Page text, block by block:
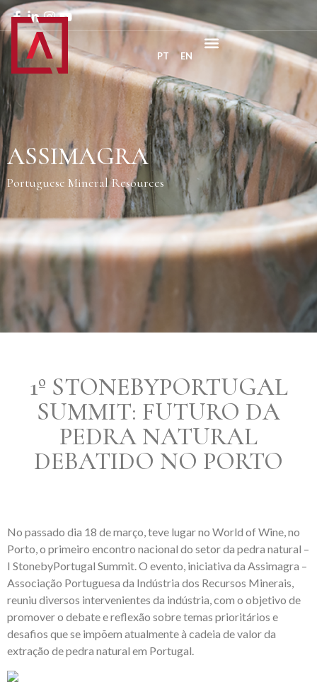
PT EN
ASSIMAGRA
Portuguese Mineral Resources
1º STONEBYPORTUGAL
SUMMIT: FUTURO DA
PEDRA NATURAL
DEBATIDO NO PORTO
No passado dia 18 de março, teve lugar no World of Wine, no
Porto, o primeiro encontro nacional do setor da pedra natural –
I StonebyPortugal Summit. O evento, iniciativa da Assimagra –
Associação Portuguesa da Indústria dos Recursos Minerais,
reuniu diversos intervenientes da indústria, com o objetivo de
promover o debate e reflexão sobre temas prioritários e
desafios que se impõem atualmente à cadeia de valor da
extração de pedra natural em Portugal.